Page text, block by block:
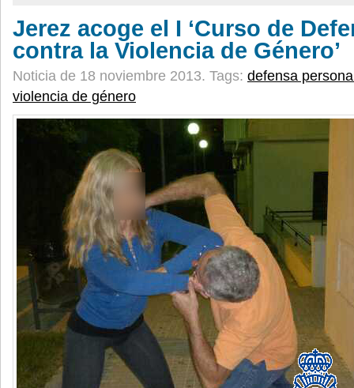
Jerez acoge el I ‘Curso de
contra la Violencia de Género’
Noticia de 18 noviembre 2013. Tags: defensa
violencia de género